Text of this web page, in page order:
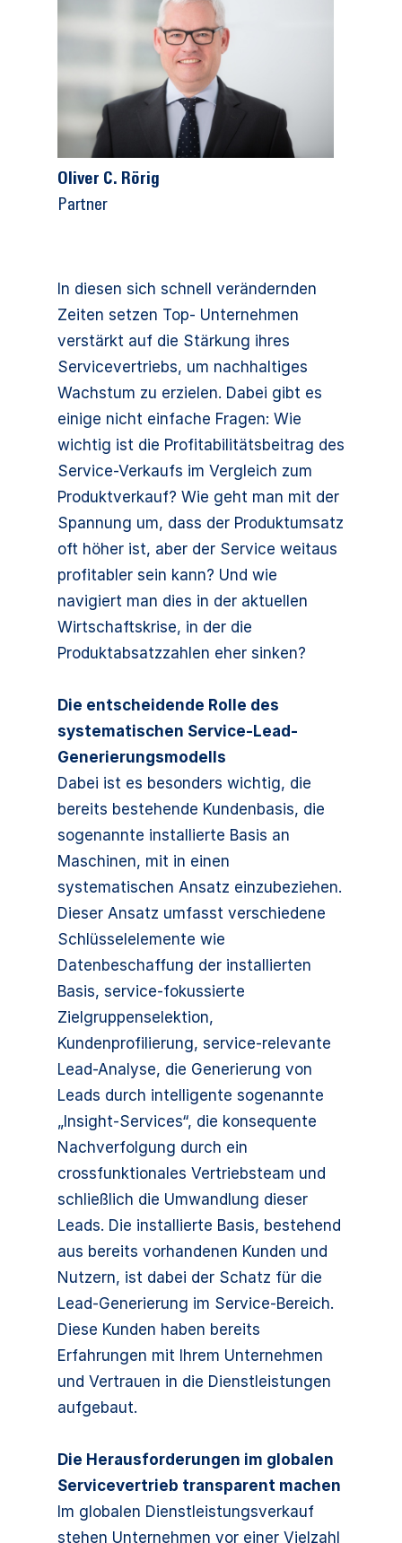
Oliver C. Rörig
Partner
In diesen sich schnell verändernden
Zeiten setzen Top- Unternehmen
verstärkt auf die Stärkung ihres
Servicevertriebs, um nachhaltiges
Wachstum zu erzielen. Dabei gibt es
einige nicht einfache Fragen: Wie
wichtig ist die Profitabilitätsbeitrag des
Service-Verkaufs im Vergleich zum
Produktverkauf? Wie geht man mit der
Spannung um, dass der Produktumsatz
oft höher ist, aber der Service weitaus
profitabler sein kann? Und wie
navigiert man dies in der aktuellen
Wirtschaftskrise, in der die
Produktabsatzzahlen eher sinken?
Die entscheidende Rolle des
systematischen Service-Lead-
Generierungsmodells
Dabei ist es besonders wichtig, die
bereits bestehende Kundenbasis, die
sogenannte installierte Basis an
Maschinen, mit in einen
systematischen Ansatz einzubeziehen.
Dieser Ansatz umfasst verschiedene
Schlüsselelemente wie
Datenbeschaffung der installierten
Basis, service-fokussierte
Zielgruppenselektion,
Kundenprofilierung, service-relevante
Lead-Analyse, die Generierung von
Leads durch intelligente sogenannte
„Insight-Services“, die konsequente
Nachverfolgung durch ein
crossfunktionales Vertriebsteam und
schließlich die Umwandlung dieser
Leads. Die installierte Basis, bestehend
aus bereits vorhandenen Kunden und
Nutzern, ist dabei der Schatz für die
Lead-Generierung im Service-Bereich.
Diese Kunden haben bereits
Erfahrungen mit Ihrem Unternehmen
und Vertrauen in die Dienstleistungen
aufgebaut.
Die Herausforderungen im globalen
Servicevertrieb transparent machen
Im globalen Dienstleistungsverkauf
stehen Unternehmen vor einer Vielzahl